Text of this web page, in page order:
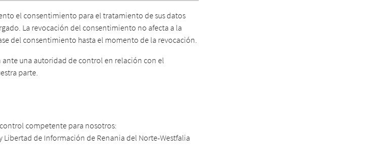
el consentimiento para el tratamiento de sus datos
La revocación del consentimiento no afecta a la
del consentimiento hasta el momento de la revocación.
una autoridad de control en relación con el
parte.
competente para nosotros:
de Información de Renania del Norte-Westfalia